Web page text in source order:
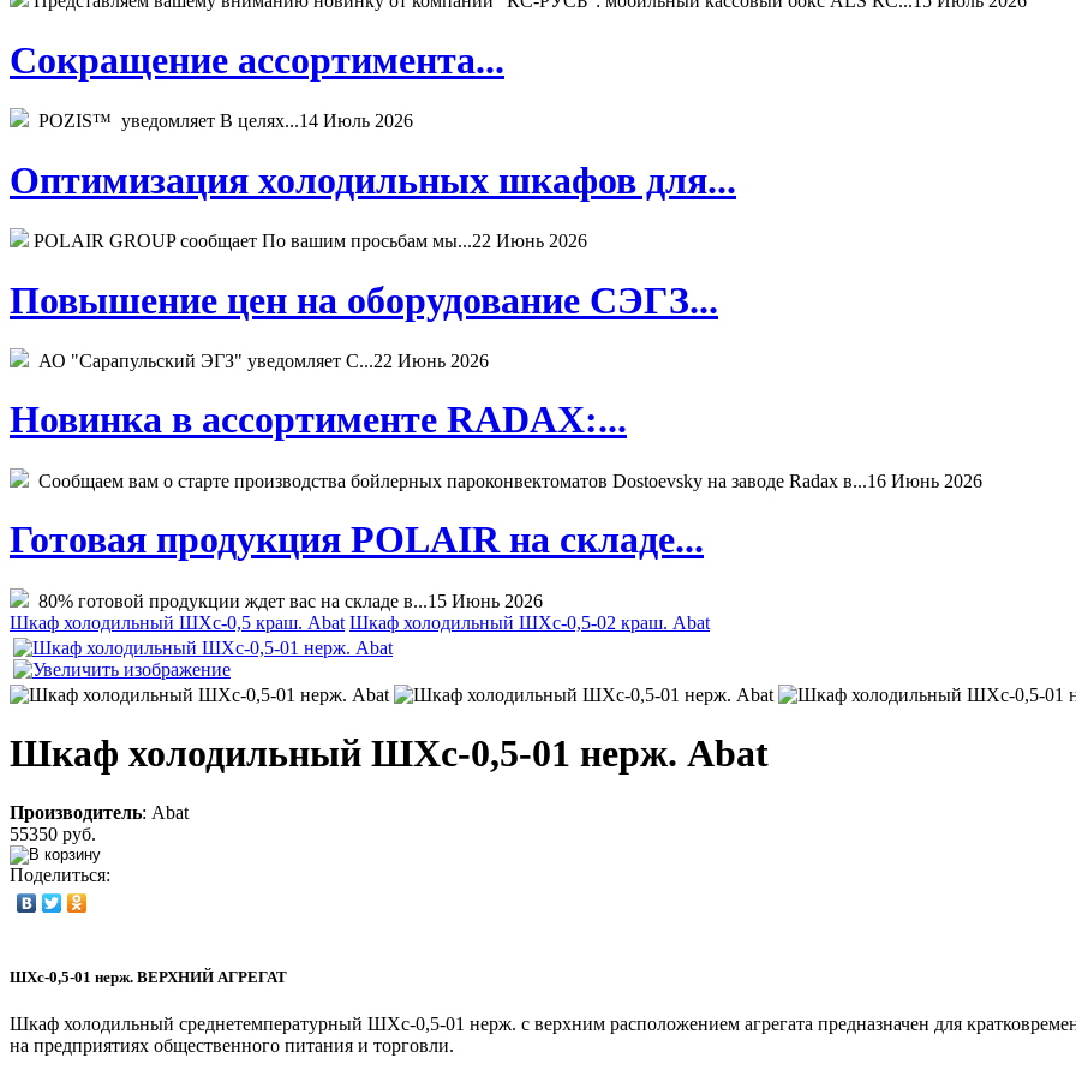
Сокращение ассортимента...
POZIS™ уведомляет В целях...14 Июль 2026
Оптимизация холодильных шкафов для...
POLAIR GROUP сообщает По вашим просьбам мы...22 Июнь 2026
Повышение цен на оборудование СЭГЗ...
АО "Сарапульский ЭГЗ" уведомляет С...22 Июнь 2026
Новинка в ассортименте RADAX:...
Сообщаем вам о старте производства бойлерных пароконвектоматов Dostoevsky на заводе Radax в...16 Июнь 2026
Готовая продукция POLAIR на складе...
80% готовой продукции ждет вас на складе в...15 Июнь 2026
Шкаф холодильный ШХс-0,5 краш. Abat Шкаф холодильный ШХс-0,5-02 краш. Abat
Шкаф холодильный ШХс-0,5-01 нерж. Abat
Производитель: Abat
55350 руб.
Поделиться:
ШХс-0,5-01 нерж. ВЕРХНИЙ АГРЕГАТ
Шкаф холодильный среднетемпературный ШХс-0,5-01 нерж. с верхним расположением агрегата предназначен для
на предприятиях общественного питания и торговли.